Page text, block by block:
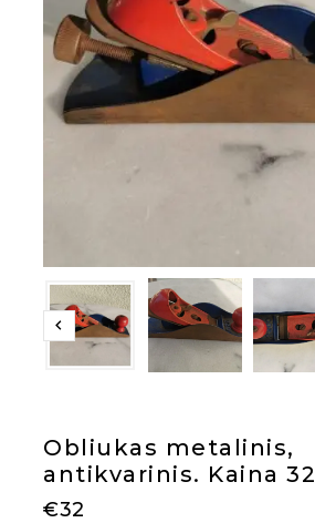
Obliukas metalinis,
antikvarinis. Kaina 32
€32